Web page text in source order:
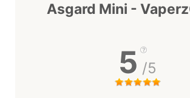
Asgard Mini -
5 /5